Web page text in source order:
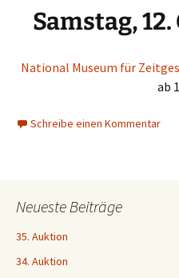
Samstag, 12.
National Museum für
ab
Schreibe einen Kommentar
Neueste Beiträge
35. Auktion
34. Auktion